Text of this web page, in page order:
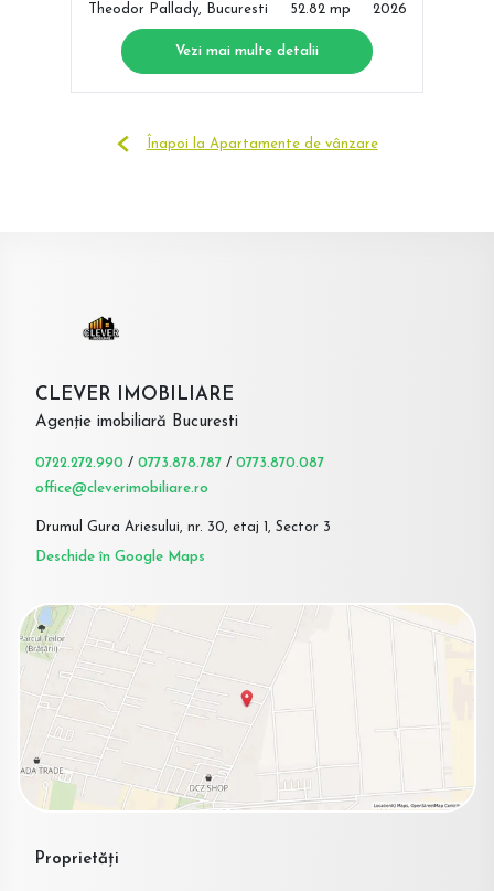
Theodor Pallady, Bucuresti 52.82 mp 2026
Vezi mai multe detalii
Înapoi la Apartamente de vânzare
CLEVER IMOBILIARE
Agenție imobiliară Bucuresti
0722.272.990 / 0773.878.787 / 0773.870.087
office@cleverimobiliare.ro
Drumul Gura Ariesului, nr. 30, etaj 1, Sector 3
Deschide în Google Maps
Proprietăți